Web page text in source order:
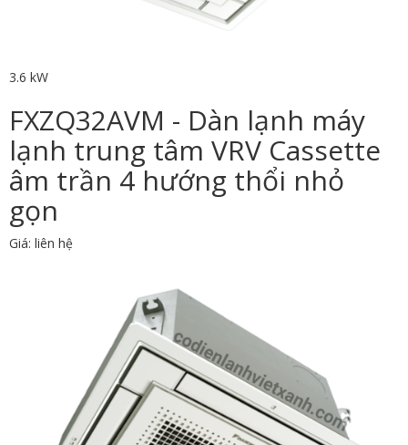
3.6 kW
FXZQ32AVM - Dàn lạnh máy
lạnh trung tâm VRV Cassette
âm trần 4 hướng thổi nhỏ
gọn
Giá: liên hệ